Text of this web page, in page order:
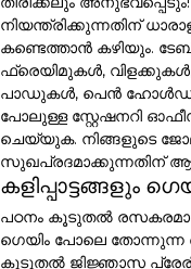
നിയന്ത്രിക്കുന്നതിന്
കണ്ടെത്താൻ കഴിയും.
ഫ്രെയിമുകൾ,
പാഡുകൾ, പെൻ
പോലുള്ള സ്റ്റേഷനറി
ചെയ്യുക. നിങ്ങളുടെ
സുഖപ്രദമാക്കുന്നതിന്
കളിപ്പാട്ടങ്ങളും
പഠനം കൂടുതൽ
ഗെയിം പോലെ തോന്നുന്ന
കൂടുതൽ ജിജ്ഞാസ